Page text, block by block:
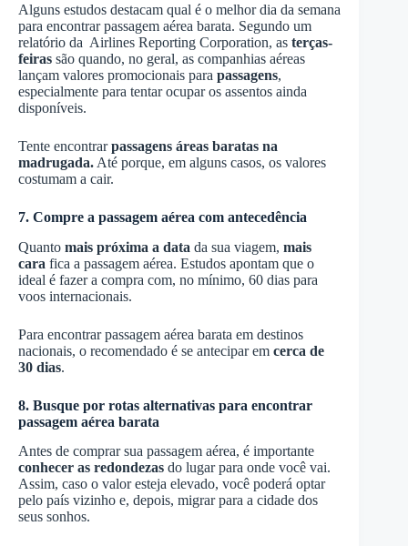
Alguns estudos destacam qual é o melhor dia da semana
para encontrar passagem aérea barata. Segundo um
relatório da Airlines Reporting Corporation, as terças-
feiras são quando, no geral, as companhias aéreas
lançam valores promocionais para passagens,
especialmente para tentar ocupar os assentos ainda
disponíveis.
Tente encontrarpassagens áreas baratas na
madrugada. Até porque, em alguns casos, os valores
costumam a cair.
7. Compre a passagem aérea com antecedência
Quanto mais próxima a data da sua viagem, mais
cara fica a passagem aérea. Estudos apontam que o
ideal é fazer a compra com, no mínimo, 60 dias para
voos internacionais.
Para encontrar passagem aérea barata em destinos
nacionais, o recomendado é se antecipar em cerca de
30 dias.
8. Busque por rotas alternativas para encontrar
passagem aérea barata
Antes de comprar sua passagem aérea, é importante
conhecer as redondezas do lugar para onde você vai.
Assim, caso o valor esteja elevado, você poderá optar
pelo país vizinho e, depois, migrar para a cidade dos
seus sonhos.